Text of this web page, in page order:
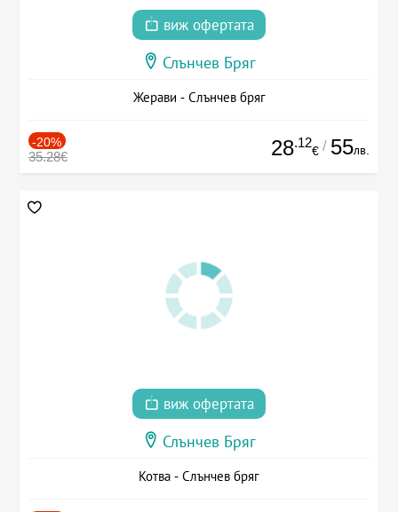
виж офертата
Слънчев Бряг
Жерави - Слънчев бряг
-20%
35.28€ 28.12
€ / 55лв.
виж офертата
Слънчев Бряг
Котва - Слънчев бряг